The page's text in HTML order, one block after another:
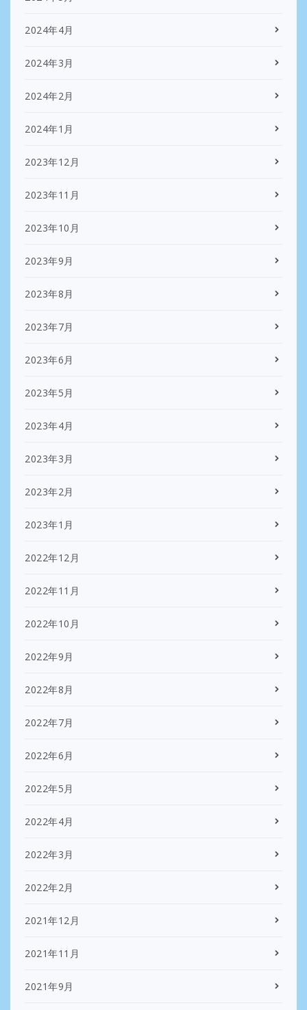
2024年4月
2024年3月
2024年2月
2024年1月
2023年12月
2023年11月
2023年10月
2023年9月
2023年8月
2023年7月
2023年6月
2023年5月
2023年4月
2023年3月
2023年2月
2023年1月
2022年12月
2022年11月
2022年10月
2022年9月
2022年8月
2022年7月
2022年6月
2022年5月
2022年4月
2022年3月
2022年2月
2021年12月
2021年11月
2021年9月